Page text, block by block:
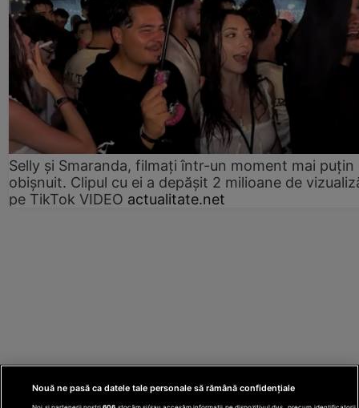
Selly și Smaranda, filmați într-un moment mai puțin
obișnuit. Clipul cu ei a depășit 2 milioane de
pe TikTok VIDEO actualitate.net
Nouă ne pasă ca datele tale personale să rămână confidențiale